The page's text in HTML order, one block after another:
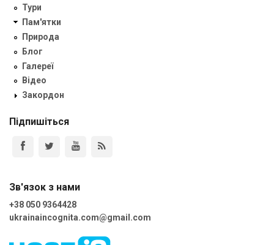
Тури
Пам'ятки
Природа
Блог
Галереї
Відео
Закордон
Підпишіться
Зв'язок з нами
+38 050 9364428
ukrainaincognita.com@gmail.com